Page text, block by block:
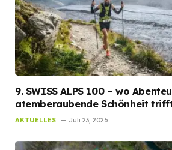
9. SWISS ALPS 100 – wo
atemberaubende Schönheit
AKTUELLES Juli 23, 2026